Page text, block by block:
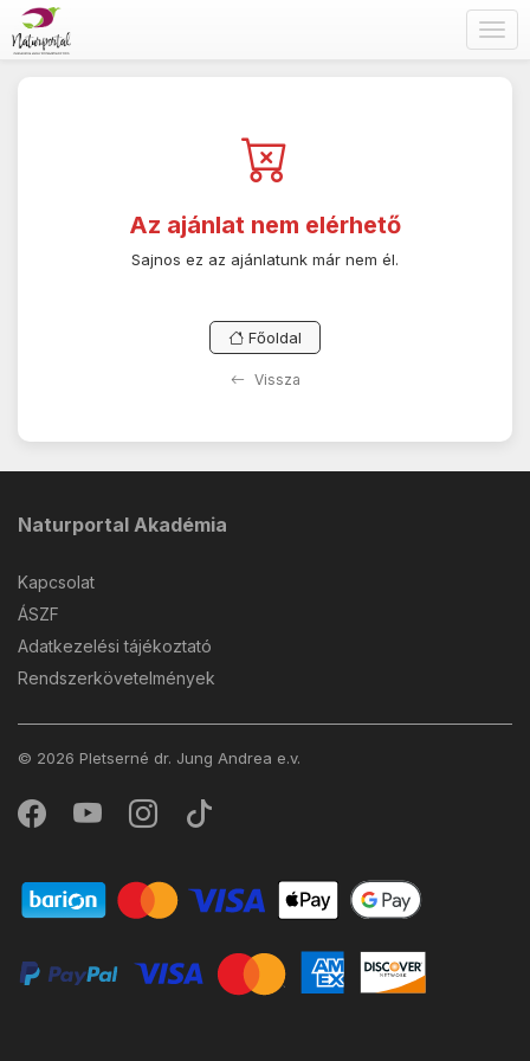
Az ajánlat nem elérhető
Sajnos ez az ajánlatunk már nem él.
Főoldal
Vissza
Naturportal Akadémia
Kapcsolat
ÁSZF
Adatkezelési tájékoztató
Rendszerkövetelmények
© 2026 Pletserné dr. Jung Andrea e.v.